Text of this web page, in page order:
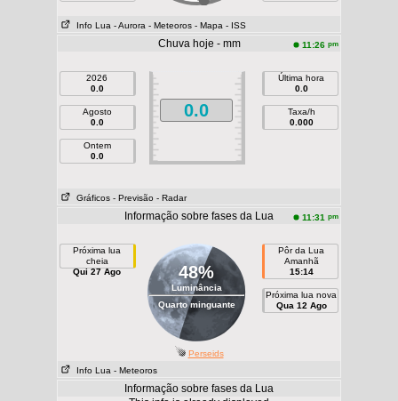
Info Lua - Aurora - Meteoros - Mapa - ISS
Chuva hoje - mm 11:26 pm
2026
0.0
Agosto
0.0
Ontem
0.0
0.0
Última hora
0.0
Taxa/h
0.000
Gráficos - Previsão - Radar
Informação sobre fases da Lua 11:31 pm
Próxima lua
cheia
Qui 27 Ago
48%
Luminância
Quarto minguante
Pôr da Lua
Amanhã
15:14
Próxima lua nova
Qua 12 Ago
Perseids
Info Lua - Meteoros
Informação sobre fases da Lua